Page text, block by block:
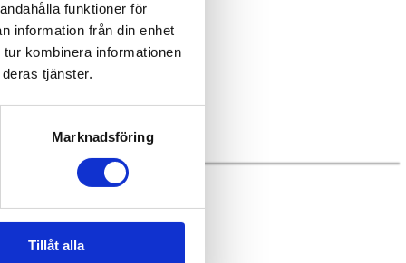
funktioner för
information från din enhet
kombinera informationen
tjänster.
Marknadsföring
Tillåt alla